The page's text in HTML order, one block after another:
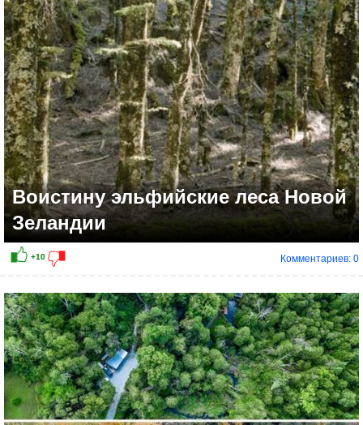
+6
Воистину эльфийские леса Новой
Зеландии
Комментариев: 0